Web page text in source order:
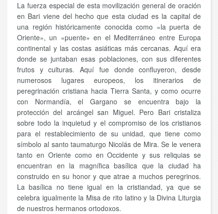
La fuerza especial de esta movilización general de oración
en Bari viene del hecho que esta ciudad es la capital de
una región históricamente conocida como «la puerta de
Oriente», un «puente» en el Mediterráneo entre Europa
continental y las costas asiáticas más cercanas. Aquí era
donde se juntaban esas poblaciones, con sus diferentes
frutos y culturas. Aquí fue donde confluyeron, desde
numerosos lugares europeos, los itinerarios de
peregrinación cristiana hacia Tierra Santa, y como ocurre
con Normandía, el Gargano se encuentra bajo la
protección del arcángel san Miguel. Pero Bari cristaliza
sobre todo la inquietud y el compromiso de los cristianos
para el restablecimiento de su unidad, que tiene como
símbolo al santo taumaturgo Nicolás de Mira. Se le venera
tanto en Oriente como en Occidente y sus reliquias se
encuentran en la magnífica basílica que la ciudad ha
construido en su honor y que atrae a muchos peregrinos.
La basílica no tiene igual en la cristiandad, ya que se
celebra igualmente la Misa de rito latino y la Divina Liturgia
de nuestros hermanos ortodoxos.